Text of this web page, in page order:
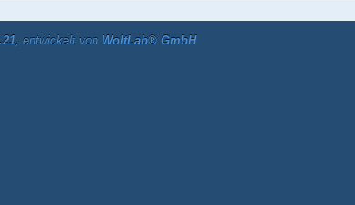
, entwickelt von WoltLab® GmbH